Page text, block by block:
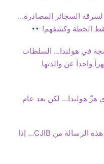
لسرقة السجائر المصادرة…
الخطة وكشفهم!
في هولندا… السلطات
واحداً عن والدتها
هزّ هولندا… لكن بعد عام
23 ألف شخص أسبوعياً يتلقون هذه الرسالة من CJIB… إذا